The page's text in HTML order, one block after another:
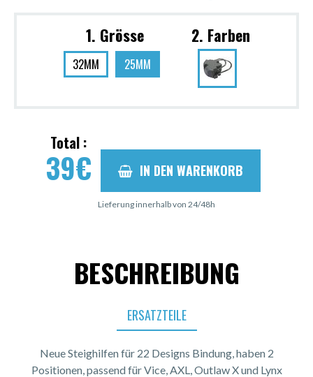
1. Grösse
32MM 25MM
2. Farben
Total :
39€ IN DEN WARENKORB
Lieferung innerhalb von 24/48h
BESCHREIBUNG
ERSATZTEILE
Neue Steighilfen für 22 Designs Bindung, haben 2
Positionen, passend für Vice, AXL, Outlaw X und Lynx